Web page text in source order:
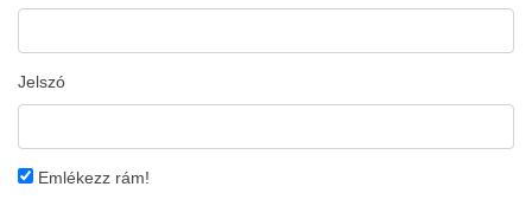
Jelszó
Emlékezz rám!